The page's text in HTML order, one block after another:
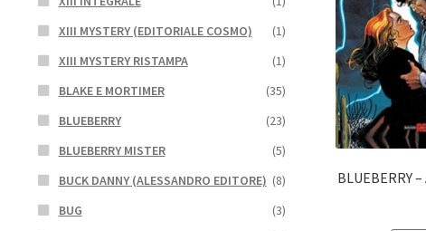
BLUEBERRY
XIII MYSTERY (EDITORIALE COSMO)
(1)
XIII MYSTERY RISTAMPA
(1)
BLAKE E MORTIMER
(35)
BLUEBERRY
(23)
BLUEBERRY MISTER
(5)
BUCK DANNY (ALESSANDRO EDITORE) (8)
BUG
(3)